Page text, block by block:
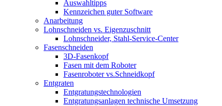
Auswahltipps
Kennzeichen guter Software
Anarbeitung
Lohnschneiden vs. Eigenzuschnitt
Lohnschneider, Stahl-Service-Center
Fasenschneiden
3D-Fasenkopf
Fasen mit dem Roboter
Fasenroboter vs.Schneidkopf
Entgraten
Entgratungstechnologien
Entgratungsanlagen technische Umsetzung